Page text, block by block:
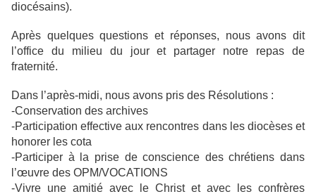
diocésains).
Après quelques questions et réponses, nous avons dit
l’office du milieu du jour et partager notre repas de
fraternité.
Dans l’après-midi, nous avons pris des Résolutions :
-Conservation des archives
-Participation effective aux rencontres dans les diocèses et
honorer les cota
-Participer à la prise de conscience des chrétiens dans
l’œuvre des OPM/VOCATIONS
-Vivre une amitié avec le Christ et avec les confrères